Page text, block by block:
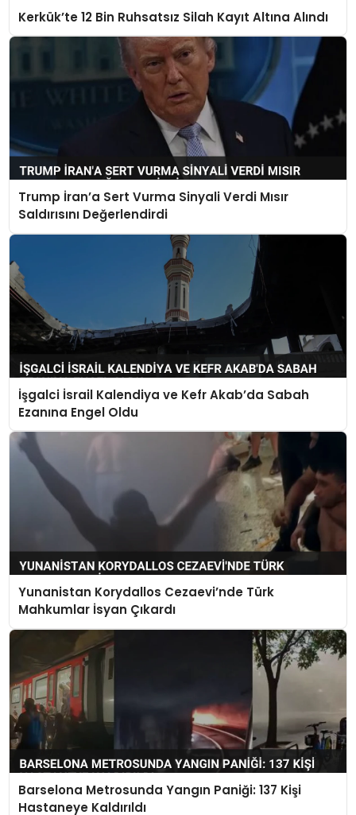
Kerkük’te 12 Bin Ruhsatsız Silah Kayıt Altına Alındı
Trump İran’a Sert Vurma Sinyali Verdi Mısır
Saldırısını Değerlendirdi
İşgalci İsrail Kalendiya ve Kefr Akab’da Sabah
Ezanına Engel Oldu
Yunanistan Korydallos Cezaevi’nde Türk
Mahkumlar İsyan Çıkardı
Barselona Metrosunda Yangın Paniği: 137 Kişi
Hastaneye Kaldırıldı